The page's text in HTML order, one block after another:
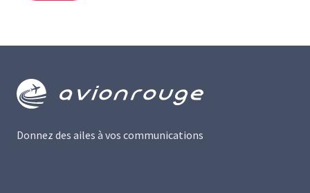
Donnez des ailes à vos communications